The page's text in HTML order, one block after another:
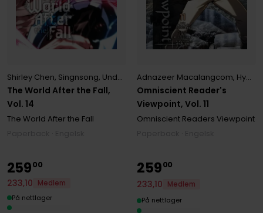
The World After the Fall,
Vol. 14
Shirley Chen, Singnsong, Undead Gamja(3B2S STUDIO) ,Undead
The World After the Fall
Omniscient Reader's
Viewpoint, Vol. 11
Adnazeer Macalangcom, Hye Young Im
Omniscient Readers Viewpoint
25900
233,10
Medlem
På nettlager
25900
233,10
Medlem
På nettlager